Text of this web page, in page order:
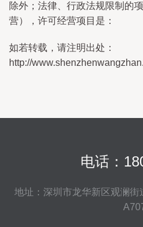
除外；法律、行政法规限制的
营），许可经营项目是：
如若转载，请注明出处：
http://
电话：
地址：深圳市龙华新区观澜街